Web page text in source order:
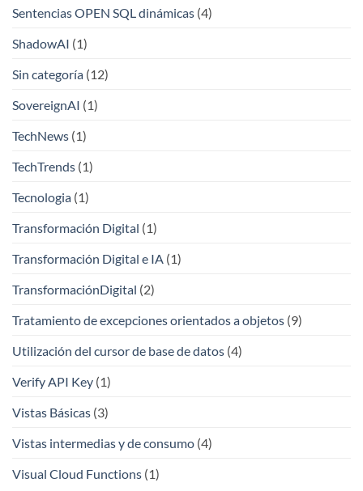
Sentencias OPEN SQL dinámicas (4)
ShadowAI (1)
Sin categoría (12)
SovereignAI (1)
TechNews (1)
TechTrends (1)
Tecnologia (1)
Transformación Digital (1)
Transformación Digital e IA (1)
TransformaciónDigital (2)
Tratamiento de excepciones orientados a objetos (9)
Utilización del cursor de base de datos (4)
Verify API Key (1)
Vistas Básicas (3)
Vistas intermedias y de consumo (4)
Visual Cloud Functions (1)